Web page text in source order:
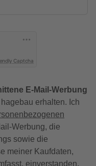
Captcha
E-Mail-Werbung
erhalten. Ich
Werbung, die
sowie die
meiner Kaufdaten,
einverstanden.